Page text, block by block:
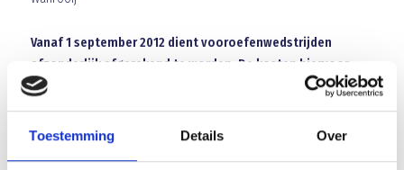
Toestemming Details Over
Vanaf 1 september 2012 dient vooroefenwedstrijden
afzonderlijk afgerekend te worden. De kosten hiervoor
bedragen € 12 per keer en dienen betaald te worden bij
ophalen van de tas. Dit geldt voor alle teams!!!!